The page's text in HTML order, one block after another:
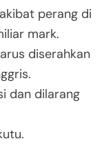
perang di
mark.
diserahkan
dan dilarang